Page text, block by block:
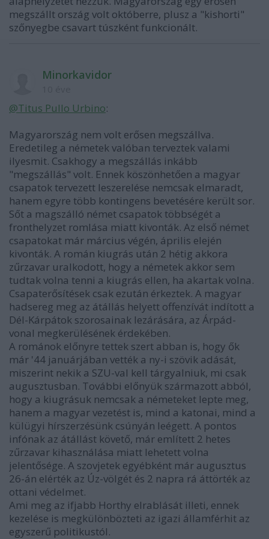
megszállt ország volt októberre, plusz a "kishorti"
szőnyegbe csavart túszként funkcionált.
Minorkavidor
@Titus Pullo Urbino:
Magyarország nem volt erősen megszállva.
Eredetileg a németek valóban terveztek valami
ilyesmit. Csakhogy a megszállás inkább
"megszállás" volt. Ennek köszönhetően a magyar
csapatok tervezett leszerelése nemcsak elmaradt,
hanem egyre több kontingens bevetésére került sor.
Sőt a magszálló német csapatok többségét a
fronthelyzet romlása miatt kivonták. Az első német
csapatokat már március végén, április elején
kivonták. A román kiugrás után 2 hétig akkora
zűrzavar uralkodott, hogy a németek akkor sem
tudtak volna tenni a kiugrás ellen, ha akartak volna.
Csapaterősítések csak ezután érkeztek. A magyar
hadsereg meg az átállás helyett offenzívát indított a
Dél-Kárpátok szorosainak lezárására, az Árpád-
vonal megkerülésének érdekében.
A románok előnyre tettek szert abban is, hogy ők
már '44 januárjában vették a ny-i szövik adását,
miszerint nekik a SZU-val kell tárgyalniuk, mi csak
augusztusban. További előnyük származott abból,
hogy a kiugrásuk nemcsak a németeket lepte meg,
hanem a magyar vezetést is, mind a katonai, mind a
külügyi hírszerzésünk csúnyán leégett. A pontos
infónak az átállást követő, már említett 2 hetes
zűrzavar kihasználása miatt lehetett volna
jelentősége. A szovjetek egyébként már augusztus
26-án elérték az Úz-völgét és 2 napra rá áttörték az
ottani védelmet.
Ami meg az ifjabb Horthy elrablását illeti, ennek
kezelése is megkülönbözteti az igazi államférhit az
egyszerű politikustól.